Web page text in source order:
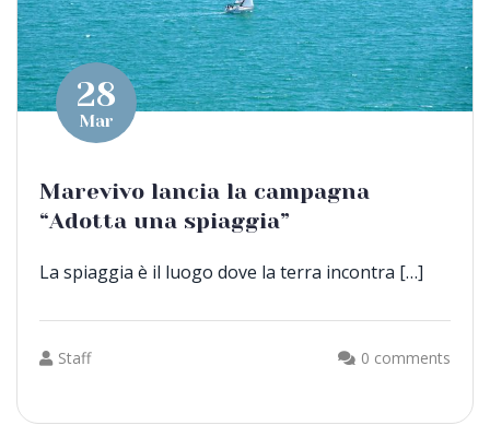
28
Mar
Marevivo lancia la campagna
“Adotta una spiaggia”
La spiaggia è il luogo dove la terra incontra […]
Staff 0 comments